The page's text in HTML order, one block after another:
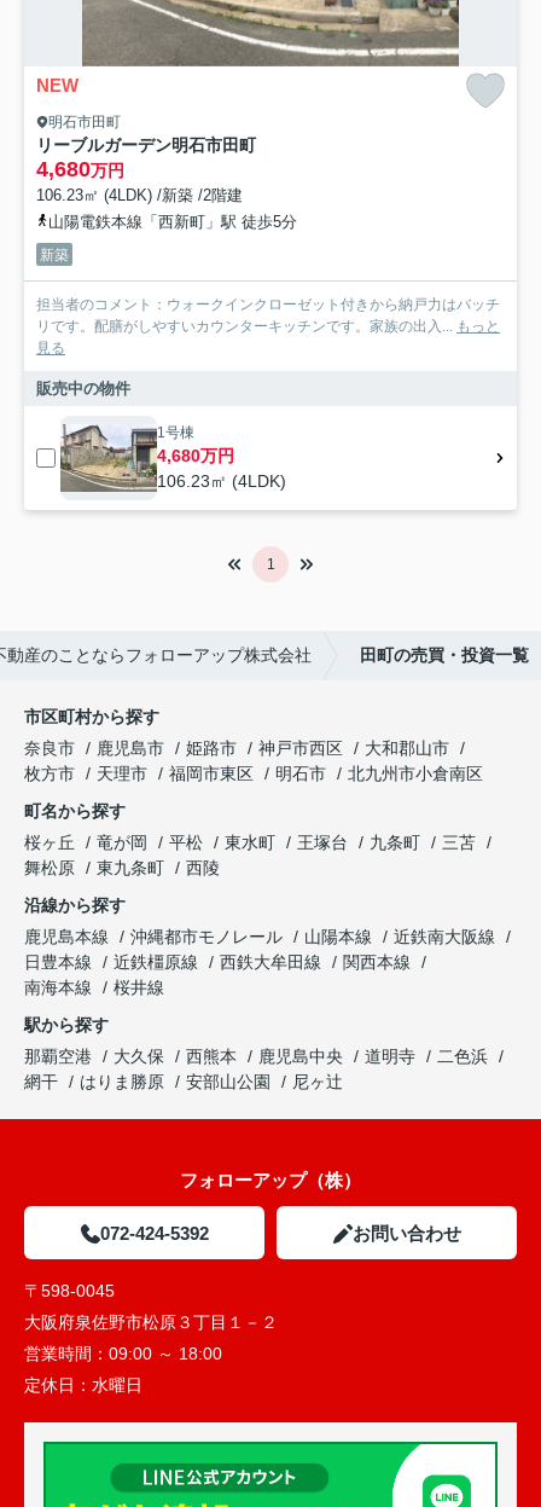
NEW
明石市田町
リーブルガーデン明石市田町
4,680万円
106.23㎡ (4LDK) /新築 /2階建
山陽電鉄本線「西新町」駅 徒歩5分
新築
担当者のコメント：ウォークインクローゼット付きから納戸力はバッチ
リです。配膳がしやすいカウンターキッチンです。家族の出入... もっと
見る
販売中の物件
1号棟
4,680万円
106.23㎡ (4LDK)
1
動産のことならフォローアップ株式会社 田町の売買・投資一覧
市区町村から探す
奈良市
鹿児島市 姫路市 神戸市西区
大和郡山市
枚方市
天理市 福岡市東区 明石市
北九州市小倉南区
町名から探す
桜ヶ丘
竜が岡 平松 東水町 王塚台 九条町
三苫
舞松原
東九条町
西陵
沿線から探す
鹿児島本線
沖縄都市モノレール 山陽本線
近鉄南大阪線
日豊本線
近鉄橿原線 西鉄大牟田線
関西本線
南海本線
桜井線
駅から探す
那覇空港
大久保 西熊本 鹿児島中央 道明寺
二色浜
網干
はりま勝原 安部山公園 尼ヶ辻
フォローアップ（株）
072-424-5392 お問い合わせ
〒598-0045
大阪府泉佐野市松原３丁目１－２
営業時間： 09:00 ～ 18:00
定休日： 水曜日